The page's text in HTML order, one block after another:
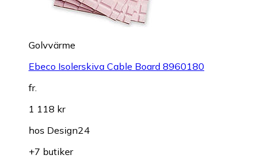
Golvvärme
Ebeco Isolerskiva Cable Board 8960180
fr.
1 118 kr
hos Design24
+7 butiker